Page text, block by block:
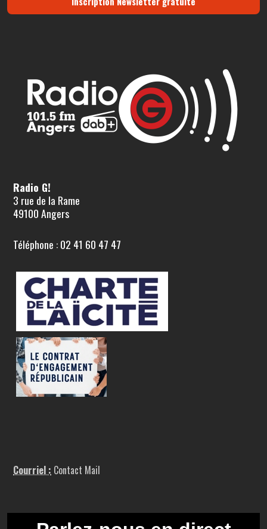
Radio G!
3 rue de la Rame
49100 Angers
Téléphone : 02 41 60 47 47
Courriel : Contact Mail